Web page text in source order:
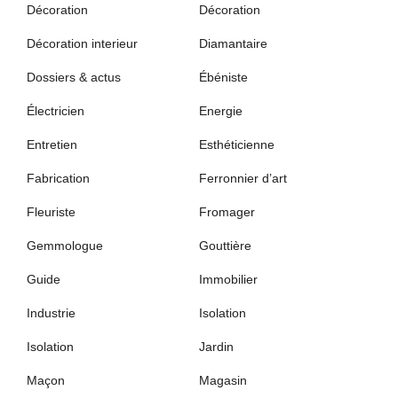
Décoration Décoration
Décoration interieur Diamantaire
Dossiers & actus Ébéniste
Électricien Energie
Entretien Esthéticienne
Fabrication Ferronnier d’art
Fleuriste Fromager
Gemmologue Gouttière
Guide Immobilier
Industrie Isolation
Isolation Jardin
Maçon Magasin